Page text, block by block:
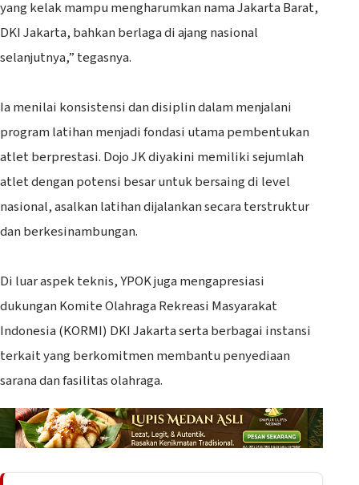
yang kelak mampu mengharumkan nama Jakarta Barat,
DKI Jakarta, bahkan berlaga di ajang nasional
selanjutnya,” tegasnya.
‎Ia menilai konsistensi dan disiplin dalam menjalani
program latihan menjadi fondasi utama pembentukan
atlet berprestasi. Dojo JK diyakini memiliki sejumlah
atlet dengan potensi besar untuk bersaing di level
nasional, asalkan latihan dijalankan secara terstruktur
dan berkesinambungan.
‎Di luar aspek teknis, YPOK juga mengapresiasi
dukungan Komite Olahraga Rekreasi Masyarakat
Indonesia (KORMI) DKI Jakarta serta berbagai instansi
terkait yang berkomitmen membantu penyediaan
sarana dan fasilitas olahraga.